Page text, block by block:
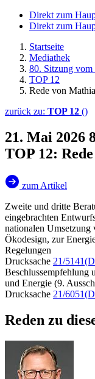
Direkt zum
Direkt zum
Startseite
Mediathek
80. Sitzung vom
TOP 12
Rede von
zurück zu: TOP 12 ()
21. Mai 2026
TOP 12:
zum Artikel
Zweite und dritte
eingebrachten
nationalen Umsetzung
Ökodesign, zur
Regelungen
Drucksache 21/5141
Beschlussempfehlung
und Energie (9.
Drucksache 21/6051
Reden zu